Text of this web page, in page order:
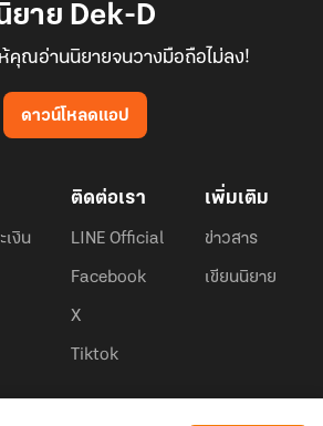
ยาย Dek-D
คุณอ่านนิยายจนวางมือถือไม่ลง!
ดาวน์โหลดแอป
เงิน
ติดต่อเรา
LINE Official
Facebook
X
Tiktok
เพิ่มเติม
ข่าวสาร
เขียนนิยาย